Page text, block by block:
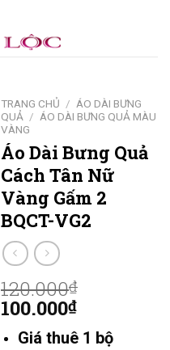
TRANG CHỦ / ÁO DÀI BƯNG
QUẢ / ÁO DÀI BƯNG QUẢ MÀU
VÀNG
Áo Dài Bưng Quả
Cách Tân Nữ
Vàng Gấm 2
BQCT-VG2
120.000₫
100.000₫
Giá thuê 1 bộ